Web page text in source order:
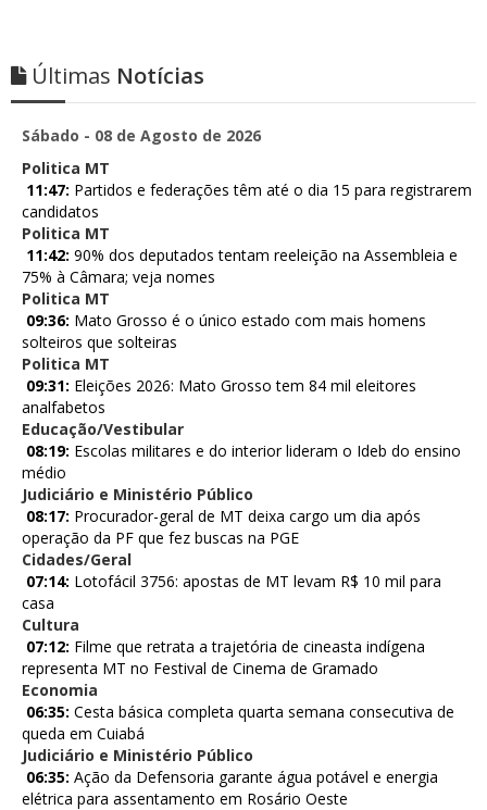
Últimas Notícias
Sábado - 08 de Agosto de 2026
Politica MT
11:47: Partidos e federações têm até o dia 15 para registrarem
candidatos
Politica MT
11:42: 90% dos deputados tentam reeleição na Assembleia e
75% à Câmara; veja nomes
Politica MT
09:36: Mato Grosso é o único estado com mais homens
solteiros que solteiras
Politica MT
09:31: Eleições 2026: Mato Grosso tem 84 mil eleitores
analfabetos
Educação/Vestibular
08:19: Escolas militares e do interior lideram o Ideb do ensino
médio
Judiciário e Ministério Público
08:17: Procurador-geral de MT deixa cargo um dia após
operação da PF que fez buscas na PGE
Cidades/Geral
07:14: Lotofácil 3756: apostas de MT levam R$ 10 mil para
casa
Cultura
07:12: Filme que retrata a trajetória de cineasta indígena
representa MT no Festival de Cinema de Gramado
Economia
06:35: Cesta básica completa quarta semana consecutiva de
queda em Cuiabá
Judiciário e Ministério Público
06:35: Ação da Defensoria garante água potável e energia
elétrica para assentamento em Rosário Oeste